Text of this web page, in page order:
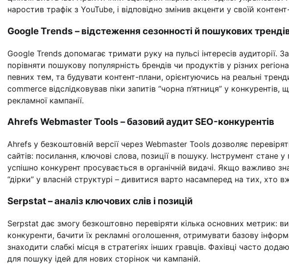
наростив трафік з YouTube, і відповідно змінив акценти у своїй контент-
Google Trends – відстеження сезонності й пошукових
Google Trends допомагає тримати руку на пульсі інтересів
порівняти пошукову популярність брендів чи продуктів у різних
певних тем, та будувати контент-плани, орієнтуючись на реальні
commerce відслідковував піки запитів “чорна п’ятниця” у
рекламної кампанії.
Ahrefs Webmaster Tools – базовий аудит SEO-конкурентів
Ahrefs у безкоштовній версії через Webmaster Tools дозволяє
сайтів: посилання, ключові слова, позиції в пошуку. Інструмент стане
успішно конкурент просувається в органічній видачі. Якщо важливо
“дірки” у власній структурі – дивитися варто насамперед на тих, хто
Serpstat – аналіз ключових слів і позицій
Serpstat дає змогу безкоштовно перевіряти кілька основних метрик:
конкуренти, бачити їх рекламні оголошення, отримувати базову
знаходити слабкі місця в стратегіях інших гравців. Фахівці часто
для пошуку ідей для нових сторінок чи кампаній.